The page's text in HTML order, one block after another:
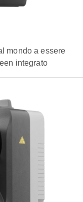
mondo a essere
integrato